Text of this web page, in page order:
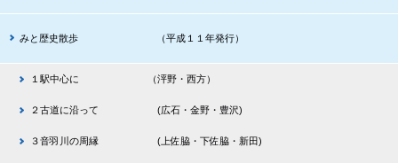
みと歴史散歩 （平成１１年発行）
１駅中心に （泙野・西方）
２古道に沿って (広石・金野・豊沢)
３音羽川の周縁 (上佐脇・下佐脇・新田)